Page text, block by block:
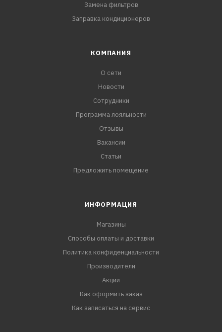
Замена фильтров
Заправка кондиционеров
КОМПАНИЯ
О сети
Новости
Сотрудники
Программа лояльности
Отзывы
Вакансии
Статьи
Предложить помещение
ИНФОРМАЦИЯ
Магазины
Способы оплаты и доставки
Политика конфиденциальности
Производители
Акции
Как оформить заказ
Как записаться на сервис